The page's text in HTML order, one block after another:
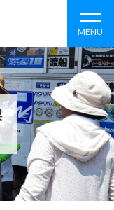
MENU